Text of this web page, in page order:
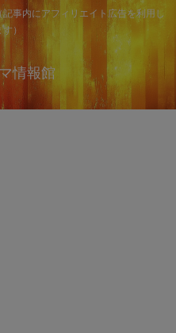
事内にアフィリエイト広告を利用し
）
情報館